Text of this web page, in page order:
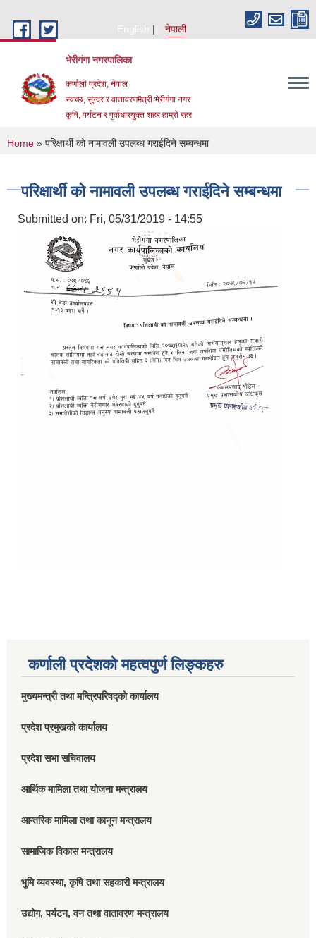
English
नेपाली
भेरीगंगा नगरपालिका
कर्णाली प्रदेश, नेपाल
स्वच्छ, सुन्दर र वातावरणमैत्री भेरीगंगा नगर
कृषि, पर्यटन र पुर्वाधारयुक्त शहर हाम्रो रहर
You are here
Home » परिक्षार्थी को नामावली उपलब्ध गराईदिने सम्बन्धमा
परिक्षार्थी को नामावली उपलब्ध गराईदिने सम्बन्धमा
Submitted on: Fri, 05/31/2019 - 14:55
कर्णाली प्रदेशको महत्वपुर्ण लिङ्कहरु
मुख्यमन्त्री तथा मन्त्रिपरिषद्को कार्यालय
प्रदेश प्रमुखको कार्यालय
प्रदेश सभा सचिवालय
आर्थिक मामिला तथा योजना मन्त्रालय
आन्तरिक मामिला तथा कानून मन्त्रालय
सामाजिक विकास मन्त्रालय
भुमि व्यवस्था, कृषि तथा सहकारी मन्त्रालय
उद्योग, पर्यटन, वन तथा वातावरण मन्त्रालय